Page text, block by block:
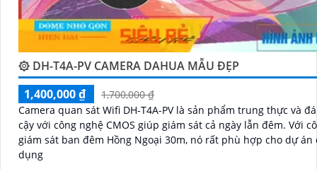
۞ DH-T4A-PV CAMERA DAHUA MẪU ĐẸP
1,400,000 ₫
1,700,000 ₫
Camera quan sát Wifi DH-T4A-PV là sản phẩm trung thực và
cậy với công nghệ CMOS giúp giám sát cả ngày lẫn đêm. Với công nghệ
giám sát ban đêm Hồng Ngoại 30m, nó rất phù hợp cho dự án
dụng